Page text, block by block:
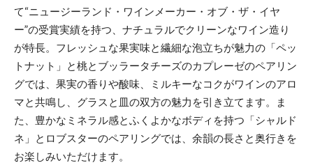
て“ニュージーランド・ワインメーカー・オブ・ザ・イヤ
ー”の受賞実績を持つ、ナチュラルでクリーンなワイン造り
が特長。フレッシュな果実味と繊細な泡立ちが魅力の「ペッ
トナット」と桃とブッラータチーズのカプレーゼのペアリン
グでは、果実の香りや酸味、ミルキーなコクがワインのアロ
マと共鳴し、グラスと皿の双方の魅力を引き立てます。ま
た、豊かなミネラル感とふくよかなボディを持つ「シャルド
ネ」とロブスターのペアリングでは、余韻の長さと奥行きを
お楽しみいただけます。